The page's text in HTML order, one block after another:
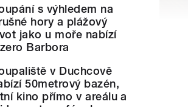
s výhledem na
hory a plážový
jako u moře nabízí
Barbora
v Duchcově
50metrový bazén,
kino přímo v areálu a